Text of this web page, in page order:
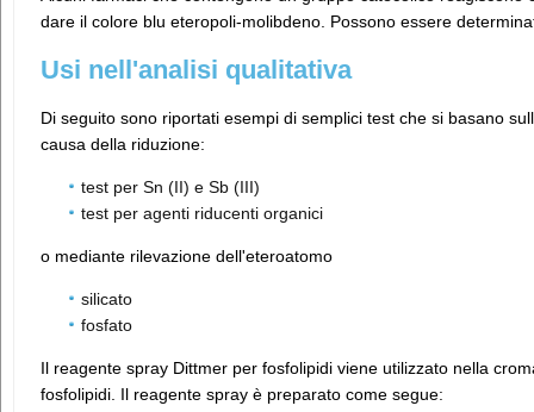
dare il colore blu eteropoli-molibdeno. Possono essere
Usi nell'analisi qualitativa
Di seguito sono riportati esempi di semplici test che si basano
causa della riduzione:
test per Sn (II) e Sb (III)
test per agenti riducenti organici
o mediante rilevazione dell'eteroatomo
silicato
fosfato
Il reagente spray Dittmer per fosfolipidi viene utilizzato nella
fosfolipidi. Il reagente spray è preparato come segue: